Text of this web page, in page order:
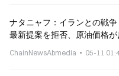
ナタニャフ：イランとの戦
最新提案を拒否、原油価格が
ChainNewsAbmedia 05-11